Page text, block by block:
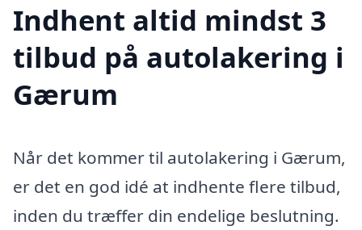
Indhent altid mindst 3
tilbud på autolakering i
Gærum
Når det kommer til autolakering i Gærum,
er det en god idé at indhente flere tilbud,
inden du træffer din endelige beslutning.